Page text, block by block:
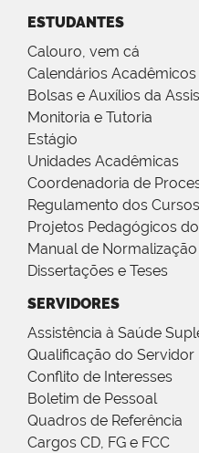
ESTUDANTES
Calouro, vem cá
Calendários Acadêmicos
Bolsas e Auxílios da
Monitoria e Tutoria
Estágio
Unidades Acadêmicas
Coordenadoria de
Regulamento dos
Projetos Pedagógicos
Manual de
Dissertações e Teses
SERVIDORES
Assistência à Saúde
Qualificação do Servidor
Conflito de Interesses
Boletim de Pessoal
Quadros de Referência
Cargos CD, FG e FCC